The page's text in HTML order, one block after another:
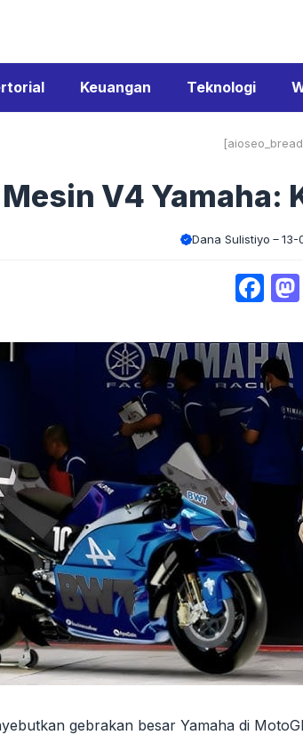
Keuangan Teknologi
Mesin V4 Yamaha:
Dana Sulistiyo 13-
gebrakan besar Yamaha di